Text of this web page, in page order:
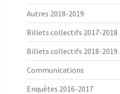
Autres 2018-2019
Billets collectifs 2017-2018
Billets collectifs 2018-2019
Communications
Enquêtes 2016-2017